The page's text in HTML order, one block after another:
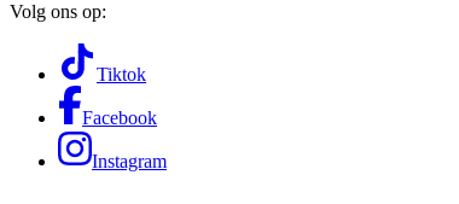
Volg ons op:
Tiktok
Facebook
Instagram